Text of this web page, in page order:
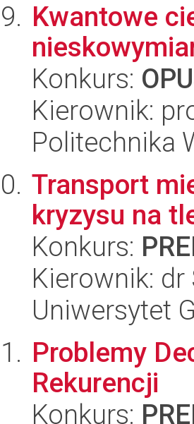
Kwantowe
Konkurs:
Kierownik:
Politechnika
Transport
kryzysu na
Konkurs:
Kierownik:
Uniwersytet
Problemy
Rekurencji
Konkurs: